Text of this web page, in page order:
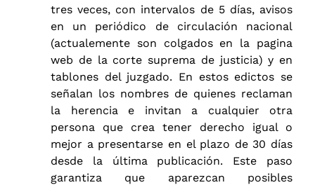
tres veces, con intervalos de 5 días, avisos
en un periódico de circulación nacional
(actualemente son colgados en la pagina
web de la corte suprema de justicia) y en
tablones del juzgado. En estos edictos se
señalan los nombres de quienes reclaman
la herencia e invitan a cualquier otra
persona que crea tener derecho igual o
mejor a presentarse en el plazo de 30 días
desde la última publicación. Este paso
garantiza que aparezcan posibles